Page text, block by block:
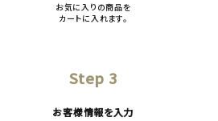
お気に入りの商品を
カートに入れます。
Step 3
お客様情報を入力